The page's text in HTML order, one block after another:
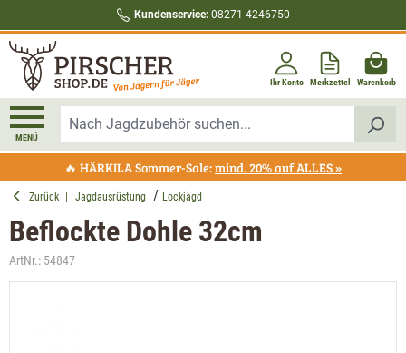
Kundenservice: 08271 4246750
Ihr Konto Merkzettel Warenkorb
MENÜ
🔥 HÄRKILA Sommer-Sale:mind. 20% auf ALLES »
Zurück Jagdausrüstung Lockjagd
Beflockte Dohle 32cm
ArtNr.: 54847